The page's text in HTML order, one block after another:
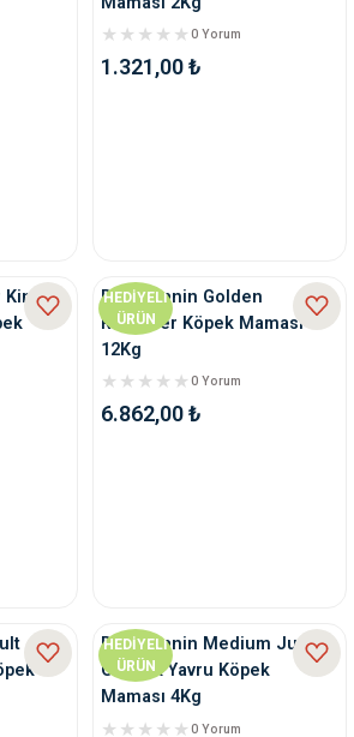
0 Yorum
1.321,00 ₺
King
HEDİYELİ
ÜRÜN
Royal Canin Golden
Retriever Köpek Maması
12Kg
0 Yorum
6.862,00 ₺
HEDİYELİ
ÜRÜN
Royal Canin Medium Junior
Orta Irk Yavru Köpek
Maması 4Kg
0 Yorum